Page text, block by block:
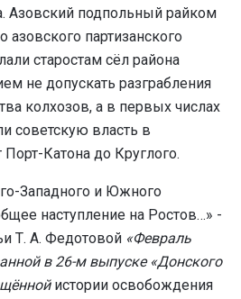
Азовский подпольный райком
азовского партизанского
старостам сёл района
не допускать разграбления
колхозов, а в первых числах
советскую власть в
Катона до Круглого.
Западного и Южного
наступление на Ростов…» -
Т. А. Федотовой «Февраль
в 26-м выпуске «Донского
истории освобождения